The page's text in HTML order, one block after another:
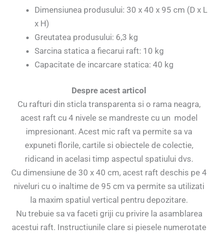
Dimensiunea produsului: 30 x 40 x 95 cm (D x L
x H)
Greutatea produsului: 6,3 kg
Sarcina statica a fiecarui raft: 10 kg
Capacitate de incarcare statica: 40 kg
Despre acest articol
Cu rafturi din sticla transparenta si o rama neagra,
acest raft cu 4 nivele se mandreste cu un model
impresionant. Acest mic raft va permite sa va
expuneti florile, cartile si obiectele de colectie,
ridicand in acelasi timp aspectul spatiului dvs.
Cu dimensiune de 30 x 40 cm, acest raft deschis pe 4
niveluri cu o inaltime de 95 cm va permite sa utilizati
la maxim spatiul vertical pentru depozitare.
Nu trebuie sa va faceti griji cu privire la asamblarea
acestui raft. Instructiunile clare si piesele numerotate